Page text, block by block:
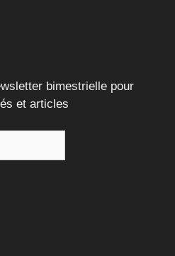
bimestrielle pour
et articles